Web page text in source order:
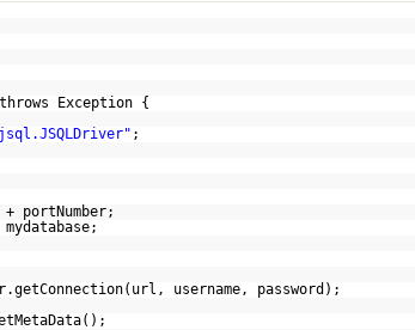
Exception {
;
+ portNumber;
mydatabase;
username, password);